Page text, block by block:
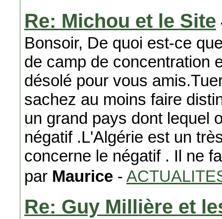
Re: Michou et le Site
Bonsoir, De quoi est-ce
de camp de concentration
désolé pour vous
sachez au moins faire
un grand pays dont lequel
négatif .L'Algérie est un
concerne le négatif . Il ne
par Maurice -
Re: Guy Millière et